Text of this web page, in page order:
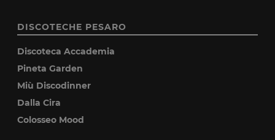
DISCOTECHE PESARO
Discoteca Accademia
Pineta Garden
Miù Discodinner
Dalla Cira
Colosseo Mood